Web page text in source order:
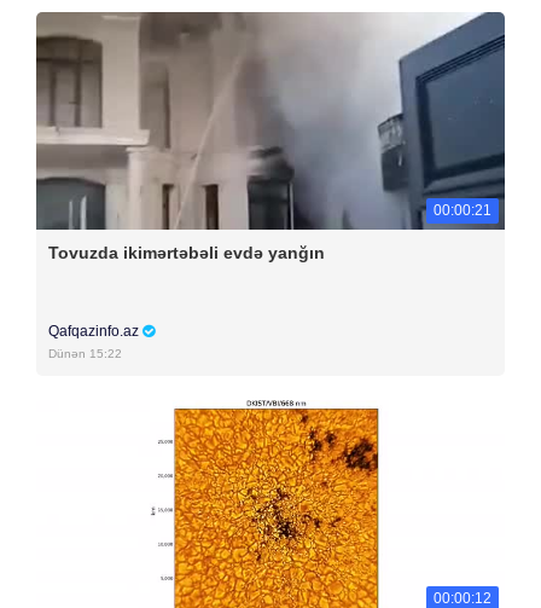
00:00:21
Tovuzda ikimərtəbəli evdə yanğın
Qafqazinfo.az
Dünən 15:22
00:00:12